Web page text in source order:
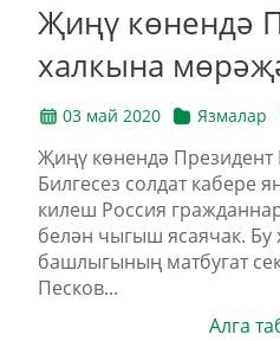
Җиңү көнендә
халкына
03 май 2020 Язмалар
Җиңү көнендә
Билгесез солдат кабере
килеш Россия
белән чыгыш ясаячак. Бу
башлыгының матбугат
Песков...
Алга